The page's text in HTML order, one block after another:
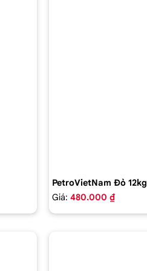
PetroVietNam Đỏ 12kg
Giá: 480.000 ₫